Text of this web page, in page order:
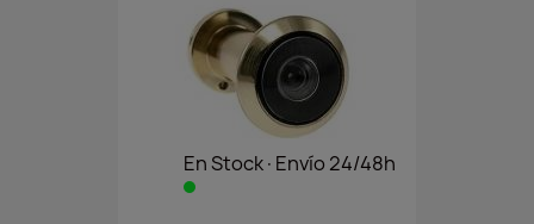
En Stock·Envío 24/48h